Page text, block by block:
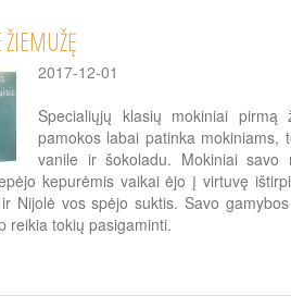
2017-12-01
Specialiųjų klasių mokiniai pirmą
pamokos labai patinka mokiniams,
vanile ir šokoladu. Mokiniai savo
kepurėmis vaikai ėjo į virtuvę
Nijolė vos spėjo suktis. Savo
reikia tokių pasigaminti.